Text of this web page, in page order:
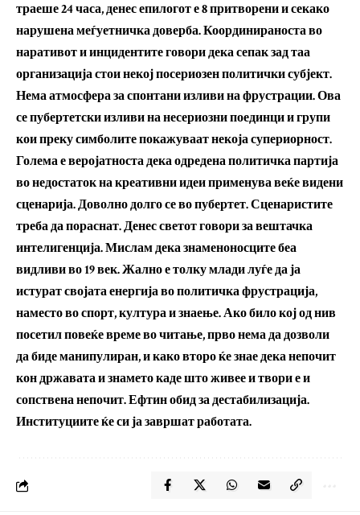
траеше 24 часа, денес епилогот е 8 притворени и секако
нарушена меѓуетничка доверба. Координираноста во
наративот и инцидентите говори дека сепак зад таа
организација стои некој посериозен политички субјект.
Нема атмосфера за спонтани изливи на фрустрации. Ова
се пубертетски изливи на несериозни поединци и групи
кои преку симболите покажуваат некоја супериорност.
Голема е веројатноста дека одредена политичка партија
во недостаток на креативни идеи применува веќе видени
сценарија. Доволно долго се во пубертет. Сценаристите
треба да пораснат. Денес светот говори за вештачка
интелигенција. Мислам дека знаменоносците беа
видливи во 19 век. Жално е толку млади луѓе да ја
истурат својата енергија во политичка фрустрација,
наместо во спорт, култура и знаење. Ако било кој од нив
посетил повеќе време во читање, прво нема да дозволи
да биде манипулиран, и како второ ќе знае дека непочит
кон државата и знамето каде што живее и твори е и
сопствена непочит. Ефтин обид за дестабилизација.
Институциите ќе си ја завршат работата.